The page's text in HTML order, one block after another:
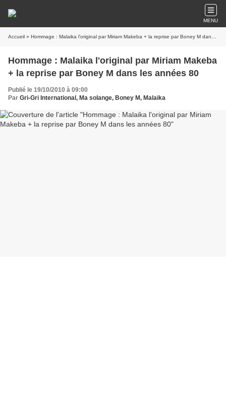
MENU
Accueil » Hommage : Malaika l'original par Miriam Makeba + la reprise par Boney M dans les années 80
Hommage : Malaika l'original par Miriam Makeba
+ la reprise par Boney M dans les années 80
Publié le 19/10/2010 à 09:00
Par Gri-Gri International, Ma solange, Boney M, Malaika